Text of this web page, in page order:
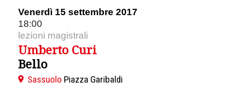
Venerdì 15 settembre 2017
18:00
lezioni magistrali
Umberto Curi
Bello
Sassuolo Piazza Garibaldi